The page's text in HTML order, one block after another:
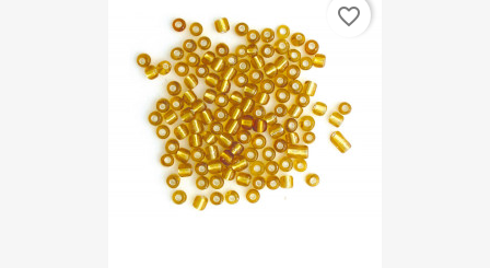
favorite_border